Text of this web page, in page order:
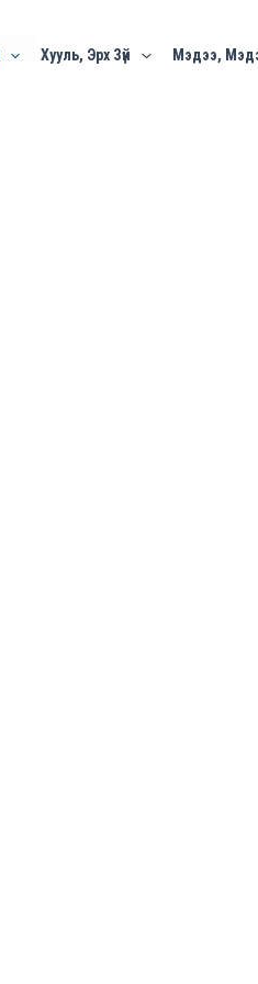
Хууль, Эрх Зүй Мэдээ,